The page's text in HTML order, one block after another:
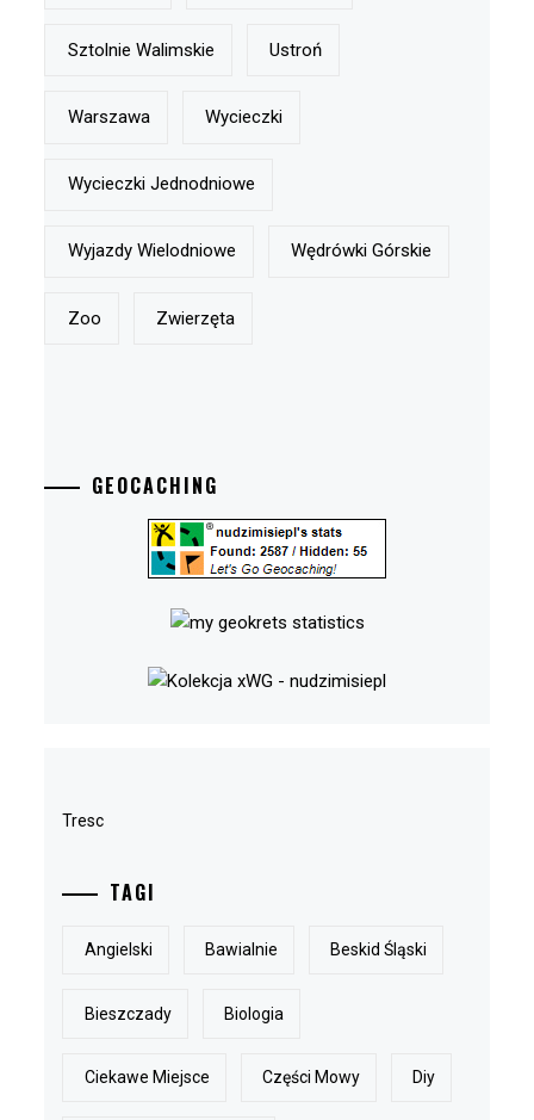
Sztolnie Walimskie Ustroń
Warszawa Wycieczki
Wycieczki Jednodniowe
Wyjazdy Wielodniowe Wędrówki Górskie
Zoo Zwierzęta
GEOCACHING
Tresc
TAGI
Angielski Bawialnie Beskid Śląski
Bieszczady Biologia
Ciekawe Miejsce Części Mowy Diy